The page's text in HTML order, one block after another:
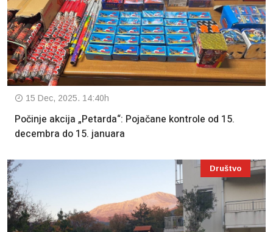
15 Dec, 2025. 14:40h
Počinje akcija „Petarda“: Pojačane kontrole od 15.
decembra do 15. januara
Društvo